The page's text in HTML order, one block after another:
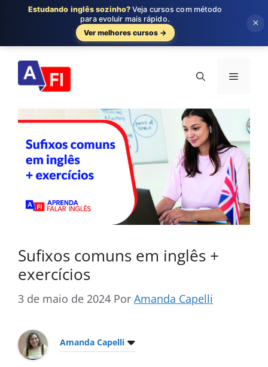
para
conteúdo
Menu
Sufixos comuns em inglês +
exercícios
3 de maio de 2024 Por Amanda Capelli
Amanda Capelli
Estudando inglês sozinho? Veja cursos com método
para evoluir mais rápido.
Ver melhores cursos →
×